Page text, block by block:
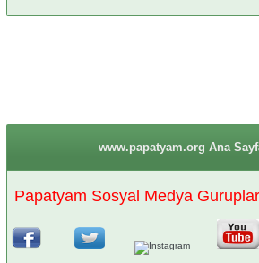
www.papatyam.org Ana
Papatyam Sosyal Medya